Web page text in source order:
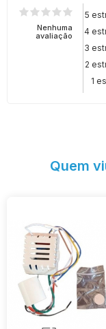
Nenhuma
avaliação
5
4
3
2
1
Quem